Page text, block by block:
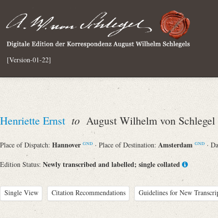
[Version-01-22]
Henriette Ernst to August Wilhelm von Schlegel
Place of Dispatch: Hannover GND · Place of Destination: Amsterdam GND ·
Edition Status: Newly transcribed and labelled; single collated
Single View Citation Recommendations Guidelines for New